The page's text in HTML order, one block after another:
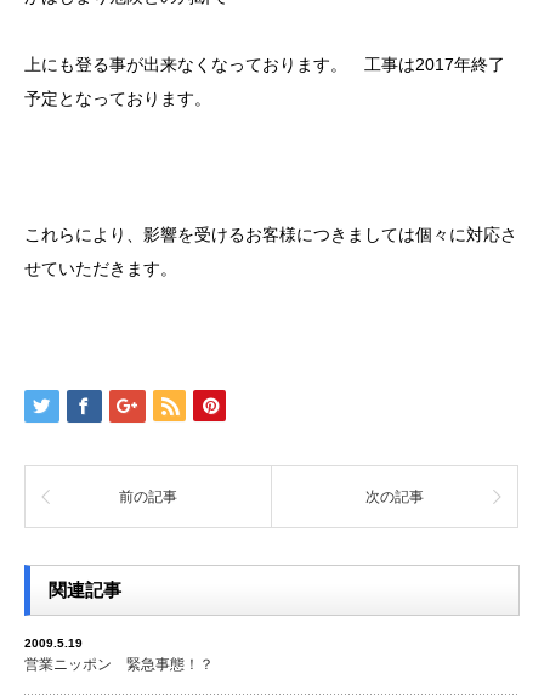
上にも登る事が出来なくなっております。 工事は2017年終了
予定となっております。
これらにより、影響を受けるお客様につきましては個々に対応さ
せていただきます。
前の記事 次の記事
関連記事
2009.5.19
営業ニッポン 緊急事態！？